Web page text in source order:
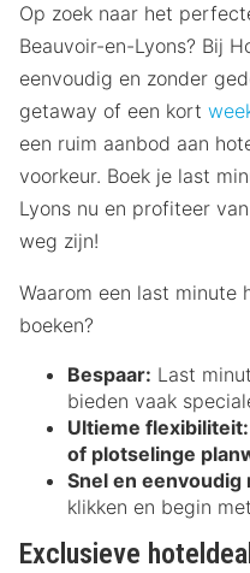
Op zoek naar het
Beauvoir-en-Lyons? Bij
eenvoudig en zonder
getaway of een kort
een ruim aanbod aan
voorkeur. Boek je last
Lyons nu en profiteer
weg zijn!
Waarom een last minute
boeken?
Bespaar: Last
bieden vaak
Ultieme flexibiliteit:
of plotselinge
Snel en
klikken en begin
Exclusieve